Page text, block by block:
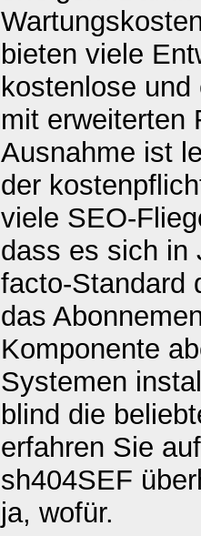
bieten viele
kostenlose
mit erweiterten
Ausnahme ist
der
viele SEO-
dass es sich in
facto-Standard
das
Komponente
Systemen
blind die
erfahren Sie
sh404SEF
ja, wofür.